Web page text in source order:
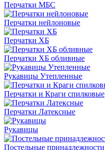
Перчатки МБС
Перчатки нейлоновые
Перчатки ХБ
Перчатки ХБ обливные
Рукавицы Утепленные
Перчатки и Краги спилковые
Перчатки Латексные
Рукавицы
Постельные принадлежности